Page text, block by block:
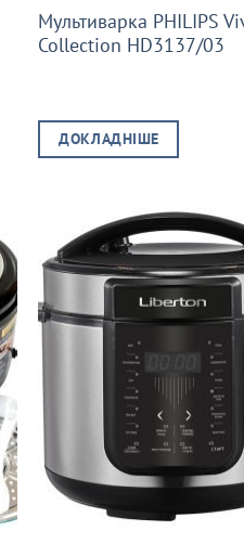
Мультиварка PHILIPS
Collection HD3137/03
ДОКЛАДНІШЕ